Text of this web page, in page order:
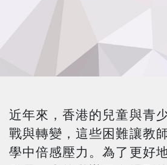
近年來，香港的兒童與青
戰與轉變，這些困難讓教
學中倍感壓力。為了更好